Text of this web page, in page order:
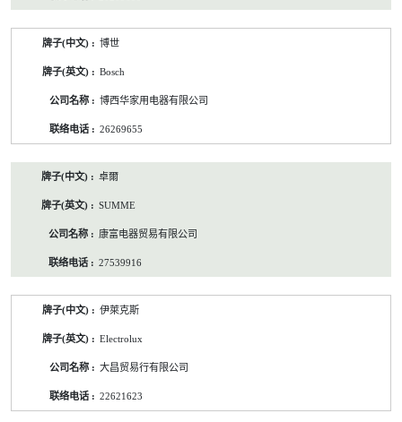
博世
Bosch
博西华家用电器有限公司
26269655
卓爾
SUMME
康富电器贸易有限公司
27539916
伊萊克斯
Electrolux
大昌贸易行有限公司
22621623